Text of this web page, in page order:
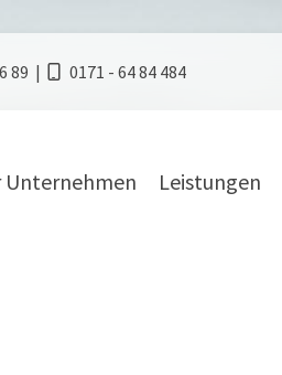
89 | 0171 - 64 84 484
Unternehmen Leistungen